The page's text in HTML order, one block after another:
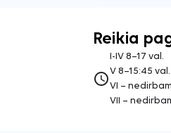
Reikia
access_time
I-IV 8–17 val.
V 8–15:45 val.
VI –
VII –